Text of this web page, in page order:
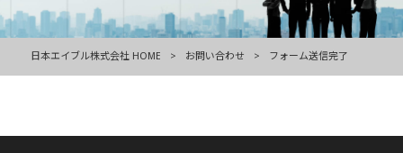
日本エイブル株式会社 HOME > お問い合わせ > フォーム送信完了